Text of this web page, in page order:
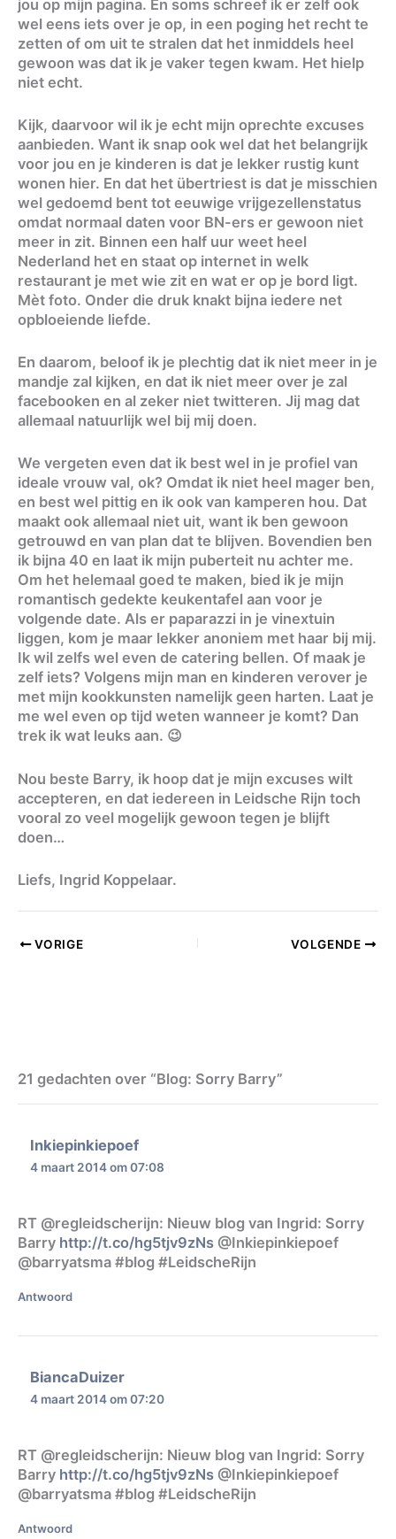
jou op mijn pagina. En soms schreef ik er zelf ook
wel eens iets over je op, in een poging het recht te
zetten of om uit te stralen dat het inmiddels heel
gewoon was dat ik je vaker tegen kwam. Het hielp
niet echt.
Kijk, daarvoor wil ik je echt mijn oprechte excuses
aanbieden. Want ik snap ook wel dat het belangrijk
voor jou en je kinderen is dat je lekker rustig kunt
wonen hier. En dat het übertriest is dat je misschien
wel gedoemd bent tot eeuwige vrijgezellenstatus
omdat normaal daten voor BN-ers er gewoon niet
meer in zit. Binnen een half uur weet heel
Nederland het en staat op internet in welk
restaurant je met wie zit en wat er op je bord ligt.
Mèt foto. Onder die druk knakt bijna iedere net
opbloeiende liefde.
En daarom, beloof ik je plechtig dat ik niet meer in je
mandje zal kijken, en dat ik niet meer over je zal
facebooken en al zeker niet twitteren. Jij mag dat
allemaal natuurlijk wel bij mij doen.
We vergeten even dat ik best wel in je profiel van
ideale vrouw val, ok? Omdat ik niet heel mager ben,
en best wel pittig en ik ook van kamperen hou. Dat
maakt ook allemaal niet uit, want ik ben gewoon
getrouwd en van plan dat te blijven. Bovendien ben
ik bijna 40 en laat ik mijn puberteit nu achter me.
Om het helemaal goed te maken, bied ik je mijn
romantisch gedekte keukentafel aan voor je
volgende date. Als er paparazzi in je vinextuin
liggen, kom je maar lekker anoniem met haar bij mij.
Ik wil zelfs wel even de catering bellen. Of maak je
zelf iets? Volgens mijn man en kinderen verover je
met mijn kookkunsten namelijk geen harten. Laat je
me wel even op tijd weten wanneer je komt? Dan
trek ik wat leuks aan. 😉
Nou beste Barry, ik hoop dat je mijn excuses wilt
accepteren, en dat iedereen in Leidsche Rijn toch
vooral zo veel mogelijk gewoon tegen je blijft
doen…
Liefs, Ingrid Koppelaar.
VORIGE VOLGENDE
21 gedachten over “Blog: Sorry Barry”
Inkiepinkiepoef
4 maart 2014 om 07:08
RT @regleidscherijn: Nieuw blog van Ingrid: Sorry
Barry http://t.co/hg5tjv9zNs @Inkiepinkiepoef
@barryatsma #blog #LeidscheRijn
Antwoord
BiancaDuizer
4 maart 2014 om 07:20
RT @regleidscherijn: Nieuw blog van Ingrid: Sorry
Barry http://t.co/hg5tjv9zNs @Inkiepinkiepoef
@barryatsma #blog #LeidscheRijn
Antwoord